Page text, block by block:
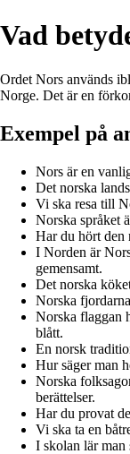
Vad
Ordet Nors används
Norge. Det är en
Exempel på
Nors är en
Det norska
Vi ska resa till
Norska språket
Har du hört den
I Norden är
gemensamt.
Det norska
Norska
Norska flaggan
blått.
En norsk
Hur säger man
Norska
berättelser.
Har du provat
Vi ska ta en
I skolan lär man